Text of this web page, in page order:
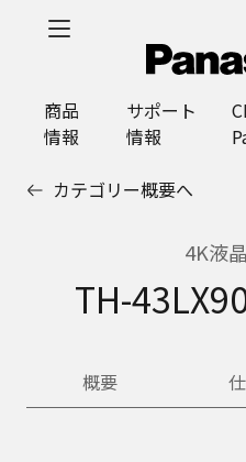
商品
情報
サポート
情報
カテゴリー概要へ
4K液
TH-
概要